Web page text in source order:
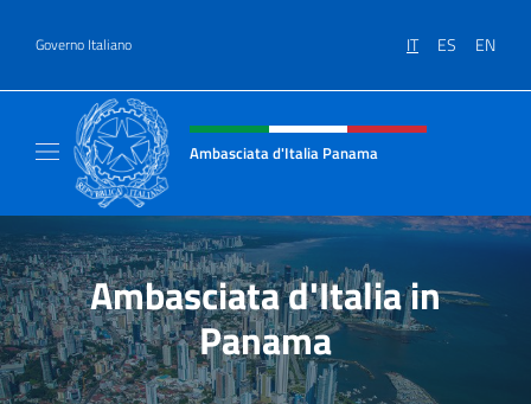
Governo Italiano IT ES EN
Intestazione sito, social e menù
Ambasciata d'Italia Panama
Ambasciata d'Italia in
Panama